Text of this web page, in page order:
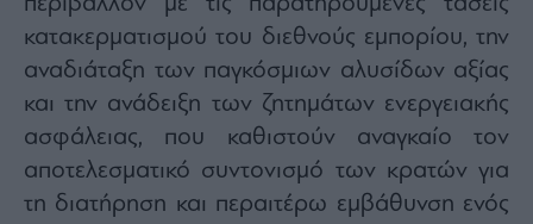
Notice.
can
out
any
time.
site
protected
reCAPTCHA
and
κατακερματισμού του διεθνούς εμπορίου, την
αναδιάταξη των παγκόσμιων αλυσίδων αξίας
και την ανάδειξη των ζητημάτων ενεργειακής
ασφάλειας, που καθιστούν αναγκαίο τον
αποτελεσματικό συντονισμό των κρατών για
τη διατήρηση και περαιτέρω εμβάθυνση ενός